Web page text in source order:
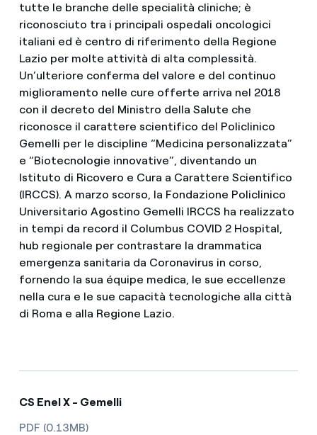
tutte le branche delle specialità cliniche; è
riconosciuto tra i principali ospedali oncologici
italiani ed è centro di riferimento della Regione
Lazio per molte attività di alta complessità.
Un’ulteriore conferma del valore e del continuo
miglioramento nelle cure offerte arriva nel 2018
con il decreto del Ministro della Salute che
riconosce il carattere scientifico del Policlinico
Gemelli per le discipline “Medicina personalizzata”
e “Biotecnologie innovative”, diventando un
Istituto di Ricovero e Cura a Carattere Scientifico
(IRCCS). A marzo scorso, la Fondazione Policlinico
Universitario Agostino Gemelli IRCCS ha realizzato
in tempi da record il Columbus COVID 2 Hospital,
hub regionale per contrastare la drammatica
emergenza sanitaria da Coronavirus in corso,
fornendo la sua équipe medica, le sue eccellenze
nella cura e le sue capacità tecnologiche alla città
di Roma e alla Regione Lazio.
CS Enel X - Gemelli
PDF (0.13MB)